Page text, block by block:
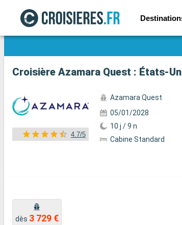
Voir les 26 autres photos
Croisière Azamara Quest : États-
4.7/5
Azamara Quest
05/01/2028
10 j / 9 n
Cabine Standard
dès 3 729 €